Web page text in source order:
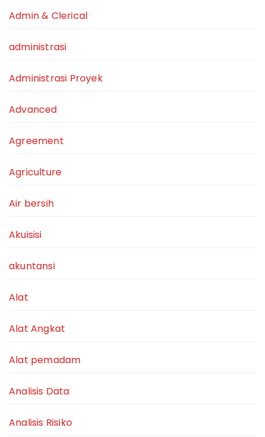
Admin & Clerical
administrasi
Administrasi Proyek
Advanced
Agreement
Agriculture
Air bersih
Akuisisi
akuntansi
Alat
Alat Angkat
Alat pemadam
Analisis Data
Analisis Risiko